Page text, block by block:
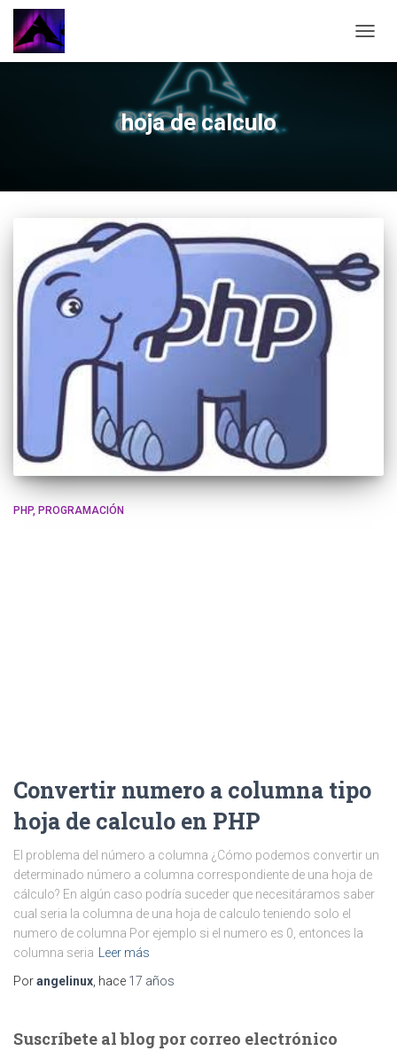
hoja de calculo
PHP PROGRAMACIÓN
Convertir numero a columna tipo
hoja de calculo en PHP
El problema del número a columna ¿Cómo podemos convertir un
determinado número a columna correspondiente de una hoja de
cálculo? En algún caso podría suceder que necesitáramos saber
cual seria la columna de una hoja de calculo teniendo solo el
numero de columna Por ejemplo si el numero es 0, entonces la
columna seria Leer más
Porangelinux, hace 17 años
Suscríbete al blog por correo electrónico